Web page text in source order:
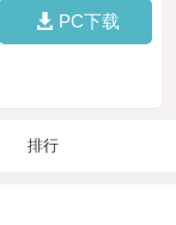
PC下载
排行